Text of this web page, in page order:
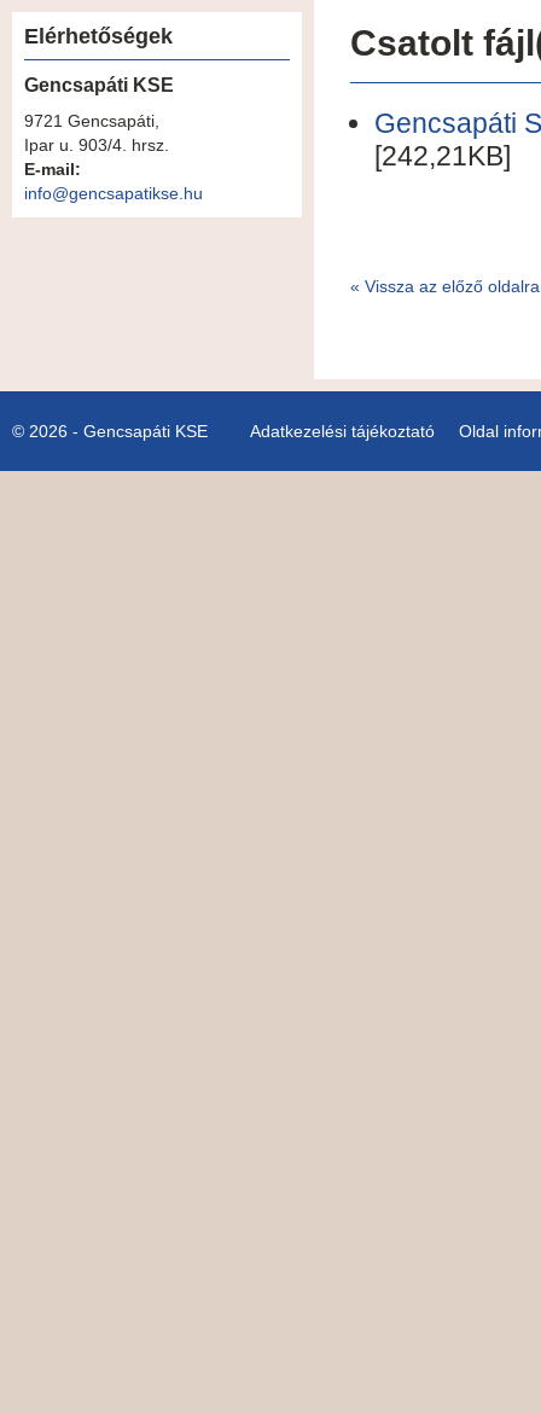
Elérhetőségek
Gencsapáti KSE
9721 Gencsapáti,
Ipar u. 903/4. hrsz.
E-mail:
info@gencsapatikse.hu
Csatolt
Gencsapáti
[242,21KB]
« Vissza az előző
© 2026 - Gencsapáti KSE Adatkezelési tájékoztató Oldal